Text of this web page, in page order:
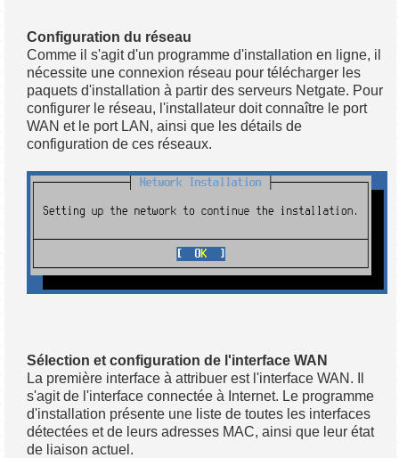
Configuration du réseau
Comme il s'agit d'un programme d'installation en ligne, il
nécessite une connexion réseau pour télécharger les
paquets d'installation à partir des serveurs Netgate. Pour
configurer le réseau, l'installateur doit connaître le port
WAN et le port LAN, ainsi que les détails de
configuration de ces réseaux.
Sélection et configuration de l'interface WAN
La première interface à attribuer est l'interface WAN. Il
s'agit de l'interface connectée à Internet. Le programme
d'installation présente une liste de toutes les interfaces
détectées et de leurs adresses MAC, ainsi que leur état
de liaison actuel.